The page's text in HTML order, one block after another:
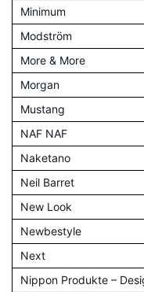
Minimum
Modström
More & More
Morgan
Mustang
NAF NAF
Naketano
Neil Barret
New Look
Newbestyle
Next
Nippon Produkte –